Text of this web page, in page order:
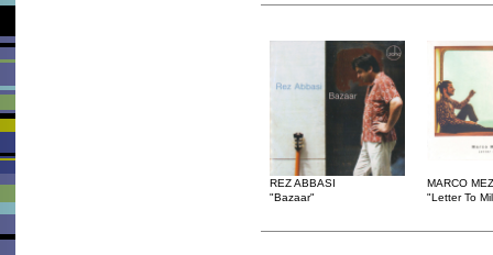
REZ ABBASI
"Bazaar"
MARCO
"Letter To